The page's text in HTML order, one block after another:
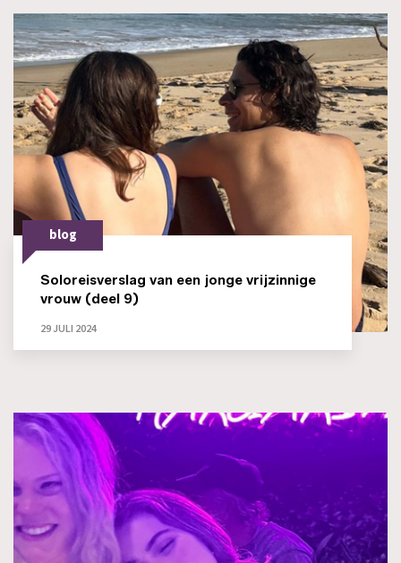
blog
Soloreisverslag van een jonge vrijzinnige
vrouw (deel 9)
29 JULI 2024